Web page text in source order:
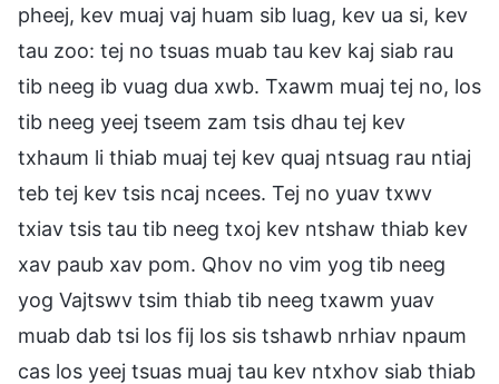
pheej, kev muaj vaj huam sib luag, kev ua si, kev
tau zoo: tej no tsuas muab tau kev kaj siab rau
tib neeg ib vuag dua xwb. Txawm muaj tej no, los
tib neeg yeej tseem zam tsis dhau tej kev
txhaum li thiab muaj tej kev quaj ntsuag rau ntiaj
teb tej kev tsis ncaj ncees. Tej no yuav txwv
txiav tsis tau tib neeg txoj kev ntshaw thiab kev
xav paub xav pom. Qhov no vim yog tib neeg
yog Vajtswv tsim thiab tib neeg txawm yuav
muab dab tsi los fij los sis tshawb nrhiav npaum
cas los yeej tsuas muaj tau kev ntxhov siab thiab